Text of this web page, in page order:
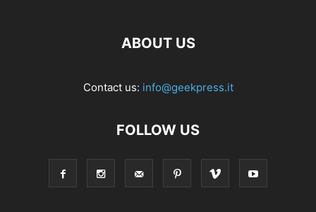
ABOUT US
Contact us: info@geekpress.it
FOLLOW US